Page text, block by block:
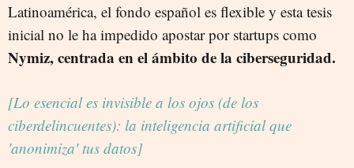
Latinoamérica, el fondo español es flexible y esta tesis
inicial no le ha impedido apostar por startups como
Nymiz, centrada en el ámbito de la ciberseguridad.
[Lo esencial es invisible a los ojos (de los
ciberdelincuentes): la inteligencia artificial que
'anonimiza' tus datos]